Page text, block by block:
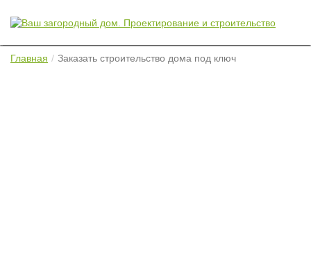
Главная Заказать строительство дома под ключ